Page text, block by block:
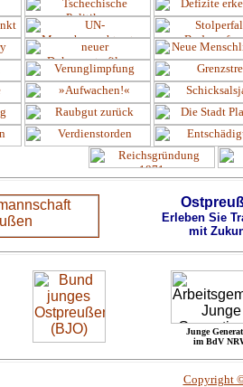
Erleben Sie
mit
Junge
im BdV
Copyright